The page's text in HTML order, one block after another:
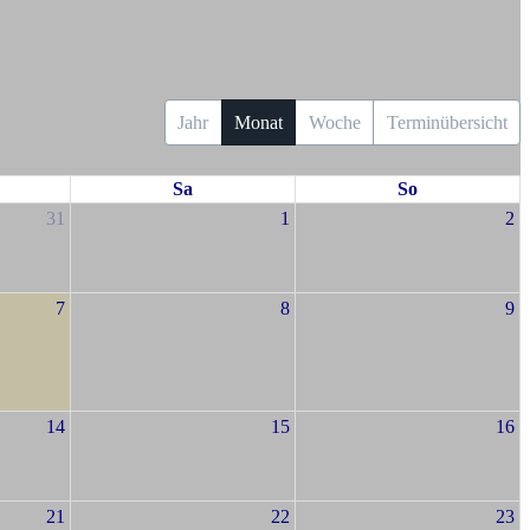
Jahr Monat Woche Terminübersicht
Sa
So
31
1 2
7 8 9
14 15 16
21 22 23